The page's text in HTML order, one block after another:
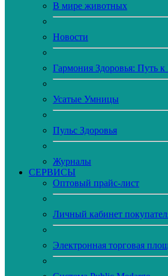
В мире животных
Новости
Гармония Здоровья: Путь
Усатые Умницы
Пульс Здоровья
Журналы
CЕРВИСЫ
Оптовый прайс-лист
Личный кабинет
Электронная торговая